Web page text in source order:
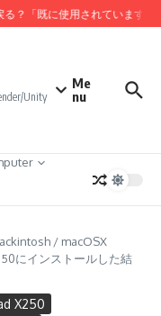
？「既に使用されています」
Unity
Me
nu
/ macOSX
にインストールした結
X250